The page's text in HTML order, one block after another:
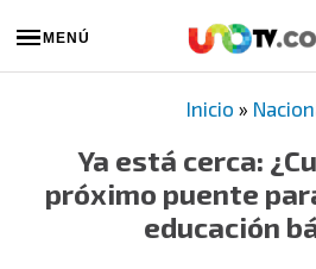
MENÚ
Inicio »
Ya está cerca:
próximo puente
educación